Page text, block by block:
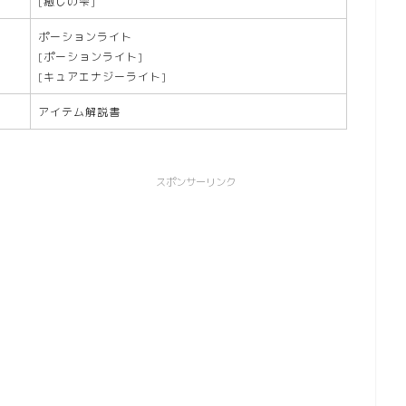
ポーションライト
[ポーションライト]
[キュアエナジーライト]
アイテム解説書
スポンサーリンク